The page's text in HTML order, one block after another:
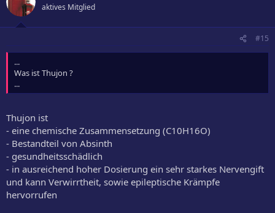
aktives Mitglied
#15
...
Was ist Thujon ?
...
Thujon ist
- eine chemische Zusammensetzung (C10H16O)
- Bestandteil von Absinth
- gesundheitsschädlich
- in ausreichend hoher Dosierung ein sehr starkes Nervengift
und kann Verwirrtheit, sowie epileptische Krämpfe
hervorrufen